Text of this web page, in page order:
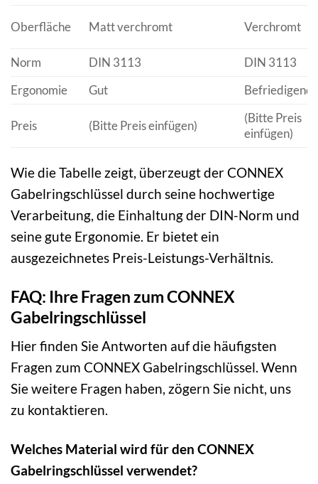
Oberfläche Matt verchromt Verchromt
Norm DIN 3113
DIN 3113
Ergonomie
Gut Befriedigend
Preis (Bitte Preis einfügen)
(Bitte Preis
einfügen)
Wie die Tabelle zeigt, überzeugt der CONNEX
Gabelringschlüssel durch seine hochwertige
Verarbeitung, die Einhaltung der DIN-Norm und
seine gute Ergonomie. Er bietet ein
ausgezeichnetes Preis-Leistungs-Verhältnis.
FAQ: Ihre Fragen zum CONNEX
Gabelringschlüssel
Hier finden Sie Antworten auf die häufigsten
Fragen zum CONNEX Gabelringschlüssel. Wenn
Sie weitere Fragen haben, zögern Sie nicht, uns
zu kontaktieren.
Welches Material wird für den CONNEX
Gabelringschlüssel verwendet?